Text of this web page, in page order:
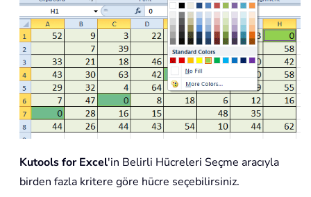
Kutools for Excel'in Belirli Hücreleri Seçme aracıyla
birden fazla kritere göre hücre seçebilirsiniz.